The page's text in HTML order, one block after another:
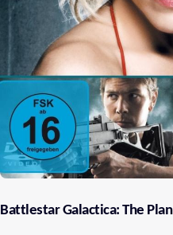
Battlestar Galactica: The Plan